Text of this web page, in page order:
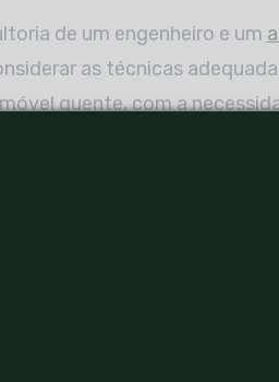
de um engenheiro e um
as técnicas
quente, com a
para terrenos poentes que
um imóvel poente.
você a colocar em
faixada